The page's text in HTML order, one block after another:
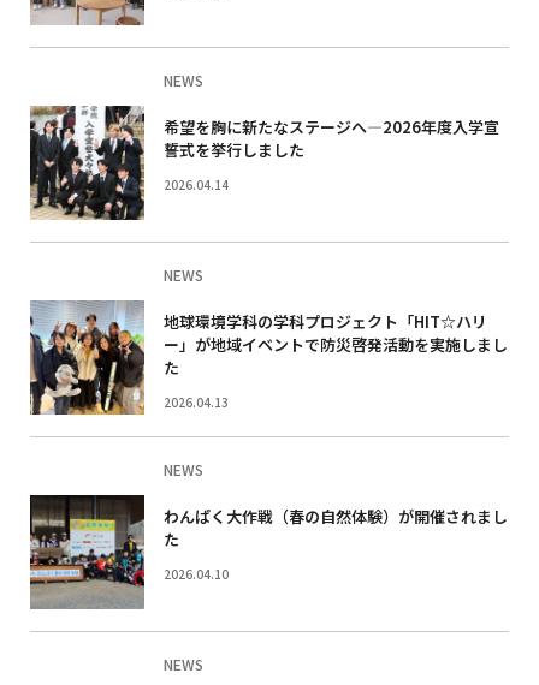
NEWS
希望を胸に新たなステージへ―2026年度入学宣
誓式を挙行しました
2026.04.14
NEWS
地球環境学科の学科プロジェクト「HIT☆ハリ
ー」が地域イベントで防災啓発活動を実施しまし
た
2026.04.13
NEWS
わんぱく大作戦（春の自然体験）が開催されまし
た
2026.04.10
NEWS